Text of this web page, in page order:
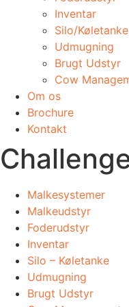
Inventar
Silo/Køletanke
Udmugning
​Brugt Udstyr
Cow
Om os
Brochure
Kontakt
Malkesystemer
Malkeudstyr
Foderudstyr
Inventar
Silo – Køletanke
Udmugning
​Brugt Udstyr